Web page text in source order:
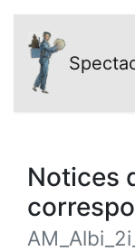
Notices